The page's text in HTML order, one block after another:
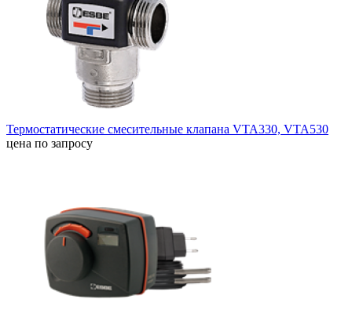
Термостатические смесительные клапана VTA330, VTA530
цена по запросу